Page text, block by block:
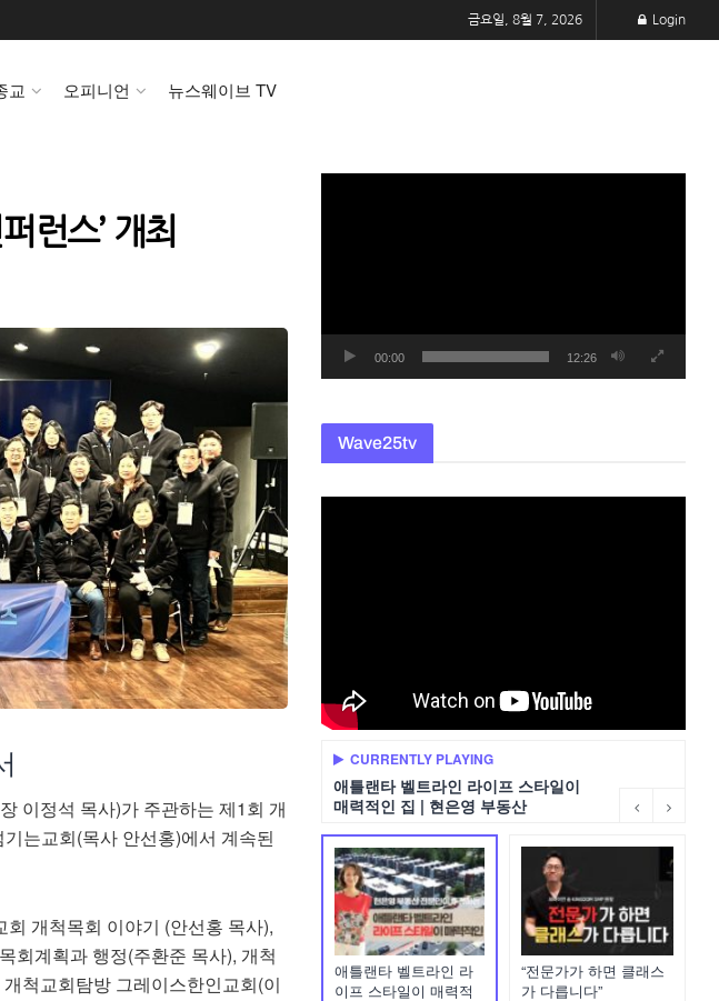
금요일, 8월 7, 2026 Login
교 오피니언 뉴스웨이브 TV
런스’ 개최
이정석 목사)가 주관하는 제1회 개
는교회(목사 안선홍)에서 계속된
개척목회 이야기 (안선홍 목사),
회계획과 행정(주환준 목사), 개척
척교회탐방 그레이스한인교회(이
00:00 12:26
Wave25tv
CURRENTLY PLAYING
애틀랜타 벨트라인 라이프 스타일이
매력적인 집 | 현은영 부동산
애틀랜타 벨트라인 라
이프 스타일이 매력적
“전문가가 하면 클래스
가 다릅니다”